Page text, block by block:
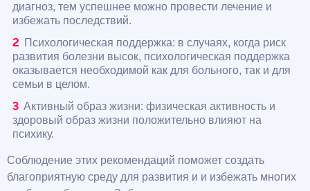
диагноз, тем успешнее можно провести лечение и
избежать последствий.
Психологическая поддержка: в случаях, когда риск
развития болезни высок, психологическая поддержка
оказывается необходимой как для больного, так и для
семьи в целом.
Активный образ жизни: физическая активность и
здоровый образ жизни положительно влияют на
психику.
Соблюдение этих рекомендаций поможет создать
благоприятную среду для развития и и избежать многих